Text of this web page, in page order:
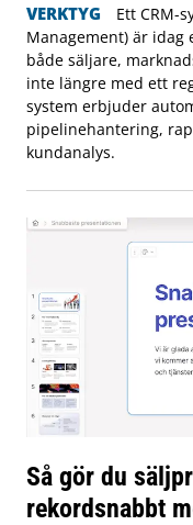
VERKTYG
Ett CRM-
Management) är idag
både säljare,
inte längre med ett
system erbjuder
pipelinehantering,
kundanalys.
Så gör du
rekordsnabbt